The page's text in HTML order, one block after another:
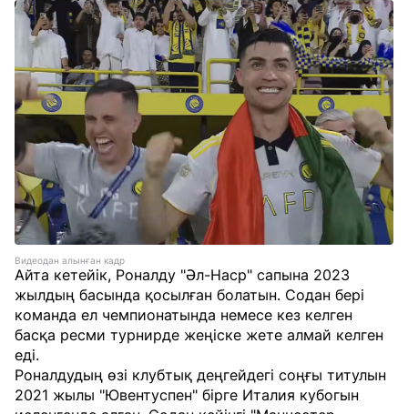
Видеодан алынған кадр
Айта кетейік, Роналду "Әл-Наср" сапына 2023
жылдың басында қосылған болатын. Содан бері
команда ел чемпионатында немесе кез келген
басқа ресми турнирде жеңіске жете алмай келген
еді.
Роналдудың өзі клубтық деңгейдегі соңғы титулын
2021 жылы "Ювентуспен" бірге Италия кубогын